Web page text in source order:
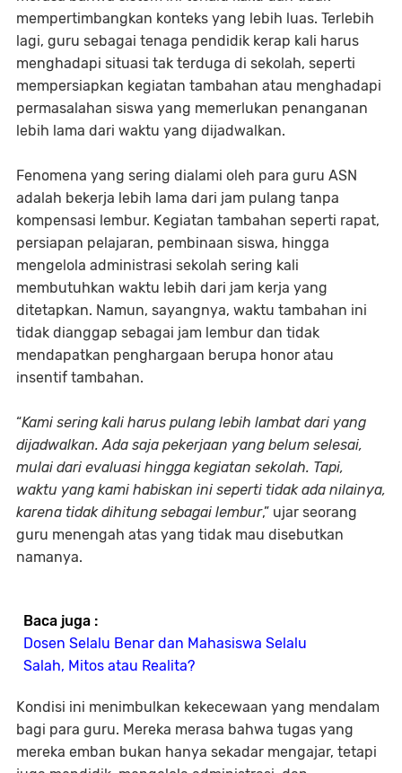
mempertimbangkan konteks yang lebih luas. Terlebih
lagi, guru sebagai tenaga pendidik kerap kali harus
menghadapi situasi tak terduga di sekolah, seperti
mempersiapkan kegiatan tambahan atau menghadapi
permasalahan siswa yang memerlukan penanganan
lebih lama dari waktu yang dijadwalkan.
Fenomena yang sering dialami oleh para guru ASN
adalah bekerja lebih lama dari jam pulang tanpa
kompensasi lembur. Kegiatan tambahan seperti rapat,
persiapan pelajaran, pembinaan siswa, hingga
mengelola administrasi sekolah sering kali
membutuhkan waktu lebih dari jam kerja yang
ditetapkan. Namun, sayangnya, waktu tambahan ini
tidak dianggap sebagai jam lembur dan tidak
mendapatkan penghargaan berupa honor atau
insentif tambahan.
“Kami sering kali harus pulang lebih lambat dari yang
dijadwalkan. Ada saja pekerjaan yang belum selesai,
mulai dari evaluasi hingga kegiatan sekolah. Tapi,
waktu yang kami habiskan ini seperti tidak ada nilainya,
karena tidak dihitung sebagai lembur,” ujar seorang
guru menengah atas yang tidak mau disebutkan
namanya.
Baca juga :
Dosen Selalu Benar dan Mahasiswa Selalu
Salah, Mitos atau Realita?
Kondisi ini menimbulkan kekecewaan yang mendalam
bagi para guru. Mereka merasa bahwa tugas yang
mereka emban bukan hanya sekadar mengajar, tetapi